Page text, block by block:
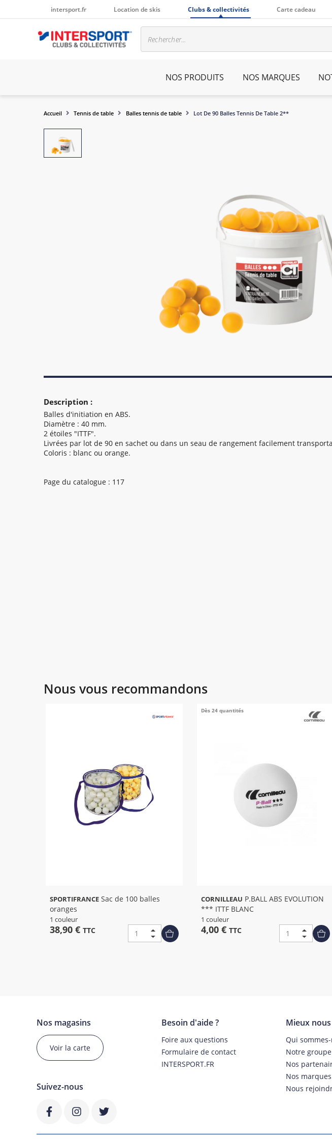
intersport.fr Location de skis Clubs & collectivités Carte cadeau
NOS PRODUITS NOS MARQUES
Accueil Tennis de table Balles tennis de table Lot De 90 Balles Tennis De Table 2**
Description :
Balles d'initiation en ABS.
Diamètre : 40 mm.
2 étoiles "ITTF".
Livrées par lot de 90 en sachet ou dans un seau de rangement facilement
Coloris : blanc ou orange.
Page du catalogue : 117
Nous vous recommandons
SPORTIFRANCESac de 100 balles
oranges
1 couleur
38,90 € TTC
Dès 24 quantités
CORNILLEAU
*** ITTF BLANC
1 couleur
4,00 € TTC
Nos magasins
Voir la carte
Suivez-nous
Besoin d'aide ?
Foire aux questions
Formulaire de contact
INTERSPORT.FR
Mieux
Qui
Notre groupe
Nos
Nos marques
Nous